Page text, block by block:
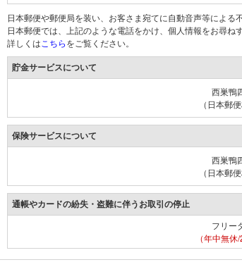
日本郵便や郵便局を装い、お客さま宛てに自動音声等による
日本郵便では、上記のような電話をかけ、個人情報をお尋ね
詳しくは こちらをご覧ください。
貯金サービスについて
西巣鴨
（日本郵
保険サービスについて
西巣鴨
（日本郵
通帳やカードの紛失・盗難に伴うお取引の停止
フリー
（年中無